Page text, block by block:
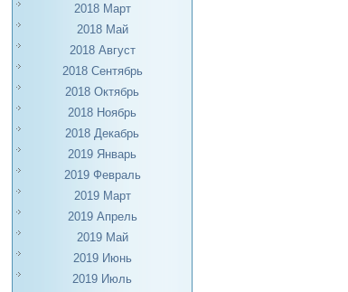
2018 Март
2018 Май
2018 Август
2018 Сентябрь
2018 Октябрь
2018 Ноябрь
2018 Декабрь
2019 Январь
2019 Февраль
2019 Март
2019 Апрель
2019 Май
2019 Июнь
2019 Июль